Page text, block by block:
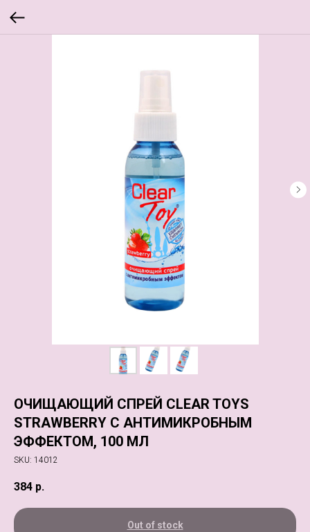
ОЧИЩАЮЩИЙ СПРЕЙ CLEAR TOYS
STRAWBERRY С АНТИМИКРОБНЫМ
ЭФФЕКТОМ, 100 МЛ
SKU: 14012
384 р.
Out of stock